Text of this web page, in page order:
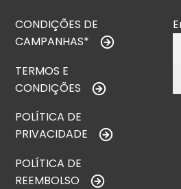
CONDIÇÕES DE
CAMPANHAS*
TERMOS E
CONDIÇÕES
POLÍTICA DE
PRIVACIDADE
POLÍTICA DE
REEMBOLSO